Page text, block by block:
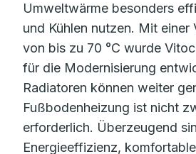
Umweltwärme besonders
und Kühlen nutzen. Mit einer
von bis zu 70 °C wurde
für die Modernisierung
Radiatoren können weiter
Fußbodenheizung ist nicht
erforderlich. Überzeugend
Energieeffizienz,